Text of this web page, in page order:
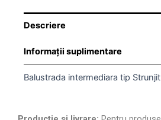
Descriere
Informații suplimentare
Balustrada intermediara tip Strunjit